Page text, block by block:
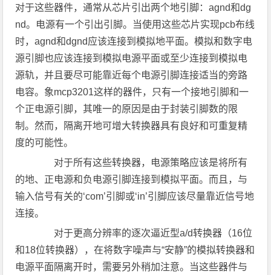
对于这些器件，通常从芯片引出两个地引脚：agnd和dg
nd。电源有一个引出引脚。当使用这些芯片实现pcb布线
时，agnd和dgnd应该连接到模拟地平面。模拟和数字电
源引脚也应该连接到模拟电源平面或至少连接到模拟电
源轨，并且要尽可能靠近每个电源引脚连接适当的旁路
电容。象mcp3201这样的器件，只有一个接地引脚和一
个正电源引脚，其唯一的原因是由于封装引脚数的限
制。然而，隔离开地可增大转换器具有良好和可重复精
度的可能性。
对于所有这些转换器，电源策略应该是将所有
的地、正电源和负电源引脚连接到模拟平面。而且，与
输入信号有关的‘com’引脚或‘in’引脚应该尽量靠近信号地
连接。
对于更高分辨率的逐次逼近型a/d转换器（16位
和18位转换器），在将数字噪声与“安静”的模拟转换器和
电源平面隔离开时，需要另外稍加注意。当这些器件与